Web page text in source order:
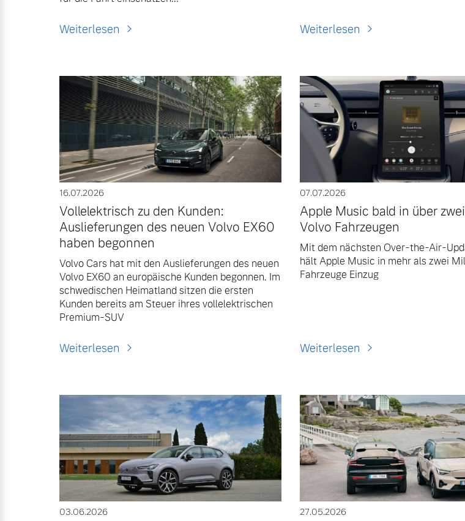
Volvo Gebrauchtwagenbörse
Aktuelle Zubehörangebote
Zubehörkatalog
Aktuelle Serviceangebote
Service by Volvo
Unser TeamWeiterlesen Weiterlesen
16.07.2026
Vollelektrisch zu den Kunden:
Auslieferungen des neuen Volvo EX60
haben begonnen
Volvo Cars hat mit den Auslieferungen des neuen
Volvo EX60 an europäische Kunden begonnen. Im
schwedischen Heimatland sitzen die ersten
Kunden bereits am Steuer ihres vollelektrischen
Premium-SUV
Weiterlesen
07.07.2026
Apple Music bald in über
Volvo Fahrzeugen
Mit dem nächsten Over-the-Air-
hält Apple Music in mehr als zwei
Fahrzeuge Einzug
Weiterlesen
03.06.2026 27.05.2026